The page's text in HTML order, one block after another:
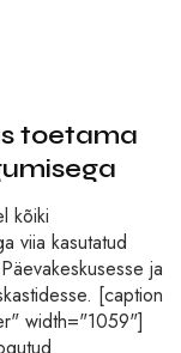
toetama
kõiki
viia kasutatud
ja
[caption
width="1059"]